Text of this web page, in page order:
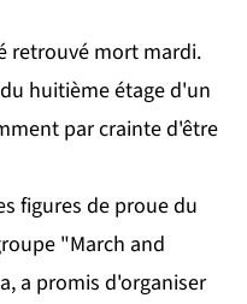
retrouvé mort mardi.
huitième étage d'un
par crainte d'être
figures de proue du
"March and
a promis d'organiser